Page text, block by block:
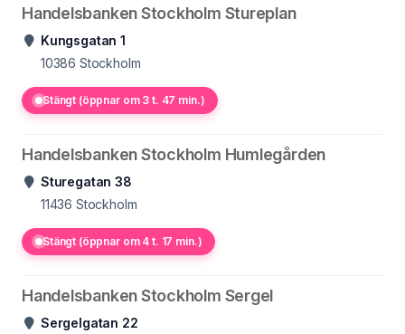
Handelsbanken Stockholm Stureplan
Kungsgatan 1
10386 Stockholm
Stängt (öppnar om 3 t. 47 min.)
Handelsbanken Stockholm Humlegården
Sturegatan 38
11436 Stockholm
Stängt (öppnar om 4 t. 17 min.)
Handelsbanken Stockholm Sergel
Sergelgatan 22